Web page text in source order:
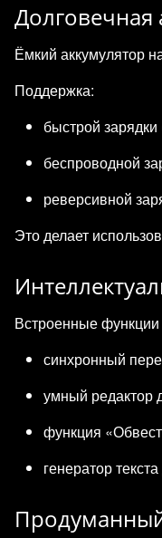
Долговечная
Ёмкий аккумулятор
Поддержка:
быстрой
беспроводной
реверсивной
Это делает
Встроенные функции
синхронный
умный редактор
функция
генератор